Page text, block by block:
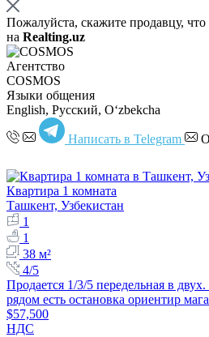
Пожалуйста, скажите продавцу,
на Realting.uz
Агентство
COSMOS
Языки общения
English, Русский, Oʻzbekcha
Написать в Telegram
Квартира 1 комната
Ташкент, Узбекистан
1
1
38 м²
4/5
Продается 1/3/5 передельная в
рядом есть остановка ориентир
$57,500
НДС